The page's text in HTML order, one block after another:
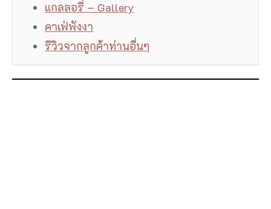
แกลลอรี่ – Gallery
คาเฟ่พังงา
รีวิวจากลูกค้าท่านอื่นๆ